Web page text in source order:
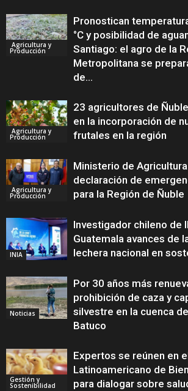
Agricultura y
Producción
Pronostican
°C y posibilidad de
Santiago: el agro de la
Metropolitana se
de...
Agricultura y
Producción
23 agricultores de
en la incorporación de
frutales en la región
Agricultura y
Producción
Ministerio de
declaración de
para la Región de Ñuble
INIA
Investigador chileno de
Guatemala avances de
lechera nacional en
Noticias
Por 30 años más
prohibición de caza y
silvestre en la cuenca
Batuco
Gestión y
Sostenibilidad
Expertos se reúnen en
Latinoamericano de
para dialogar sobre